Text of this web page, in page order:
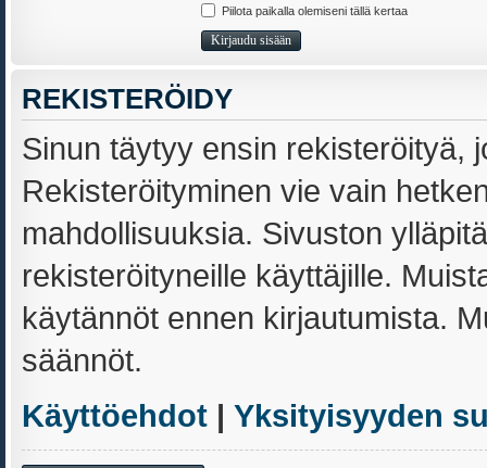
Piilota paikalla olemiseni tällä kertaa
REKISTERÖIDY
Sinun täytyy ensin rekisteröityä,
Rekisteröityminen vie vain
mahdollisuuksia. Sivuston
rekisteröityneille käyttäjille.
käytännöt ennen kirjautumista.
säännöt.
Käyttöehdot | Yksityisyyden